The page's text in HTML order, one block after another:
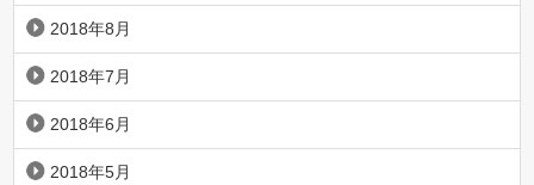
2018年8月
2018年7月
2018年6月
2018年5月